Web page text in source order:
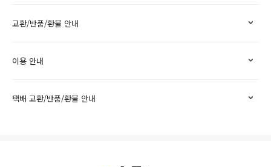
교환/반품/환불 안내
이용 안내
택배 교환/반품/환불 안내